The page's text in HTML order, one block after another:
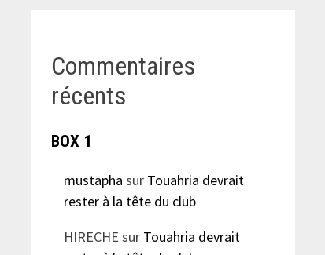
Commentaires
récents
BOX 1
mustapha sur Touahria devrait
rester à la tête du club
HIRECHE sur Touahria devrait